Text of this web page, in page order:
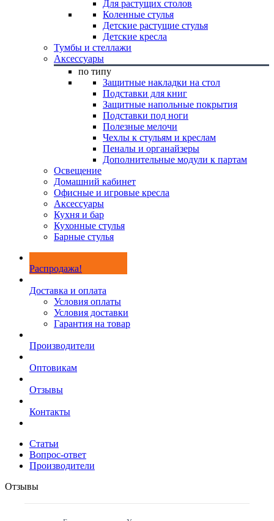
Для растущих столов
Коленные стулья
Детские растущие стулья
Детские кресла
Тумбы и стеллажи
Аксессуары
по типу
Защитные накладки на стол
Подставки для книг
Защитные напольные покрытия
Подставки под ноги
Полезные мелочи
Чехлы к стульям и креслам
Пеналы и органайзеры
Дополнительные модули к партам
Освещение
Домашний кабинет
Офисные и игровые кресла
Аксессуары
Кухня и бар
Кухонные стулья
Барные стулья
Распродажа!
Доставка и оплата
Условия оплаты
Условия доставки
Гарантия на товар
Производители
Оптовикам
Отзывы
Контакты
Статьи
Вопрос-ответ
Производители
Отзывы